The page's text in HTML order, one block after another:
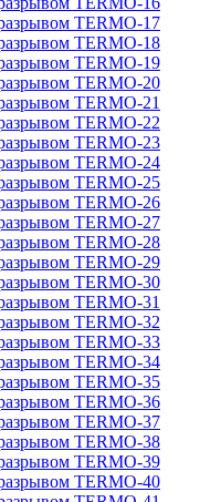
TERMO-17
TERMO-18
TERMO-19
TERMO-20
TERMO-21
TERMO-22
TERMO-23
TERMO-24
TERMO-25
TERMO-26
TERMO-27
TERMO-28
TERMO-29
TERMO-30
TERMO-31
TERMO-32
TERMO-33
TERMO-34
TERMO-35
TERMO-36
TERMO-37
TERMO-38
TERMO-39
TERMO-40